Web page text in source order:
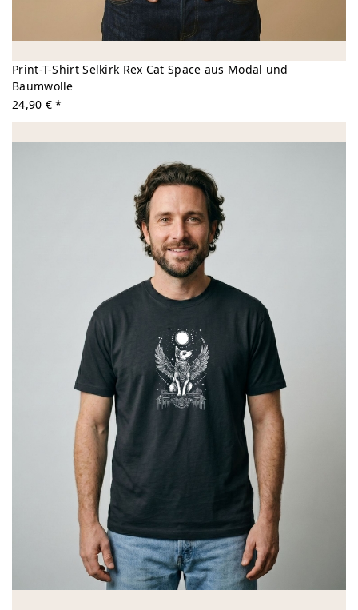
Print-T-Shirt Selkirk Rex Cat Space aus Modal und
Baumwolle
24,90 € *